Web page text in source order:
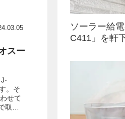
スー
。そ
せて
り
ソーラー給
C411」を軒